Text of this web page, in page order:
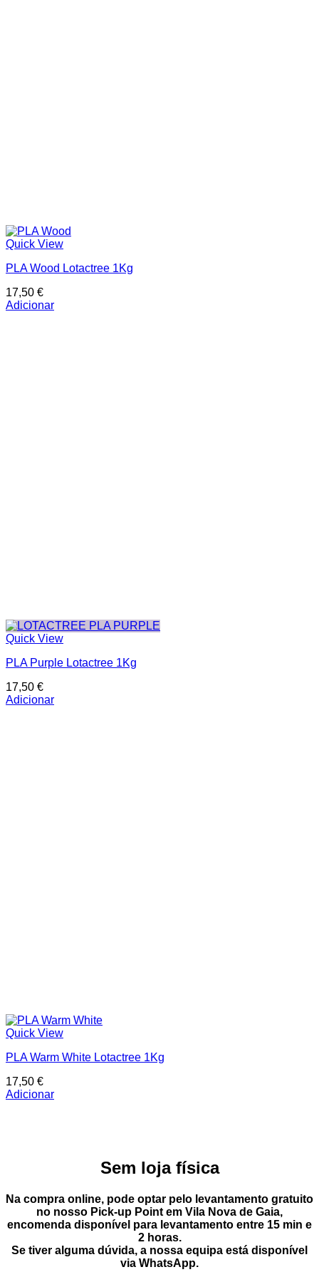
Quick View
PLA Wood Lotactree 1Kg
17,50 €
Adicionar
Quick View
PLA Purple Lotactree 1Kg
17,50 €
Adicionar
Quick View
PLA Warm White Lotactree 1Kg
17,50 €
Adicionar
Sem loja física
Na compra online, pode optar pelo levantamento gratuito
no nosso Pick-up Point em Vila Nova de Gaia,
encomenda disponível para levantamento entre 15 min e
2 horas.
Se tiver alguma dúvida, a nossa equipa está disponível
via WhatsApp.